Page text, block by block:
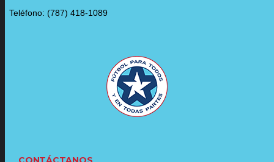
Teléfono: (787) 418-1089